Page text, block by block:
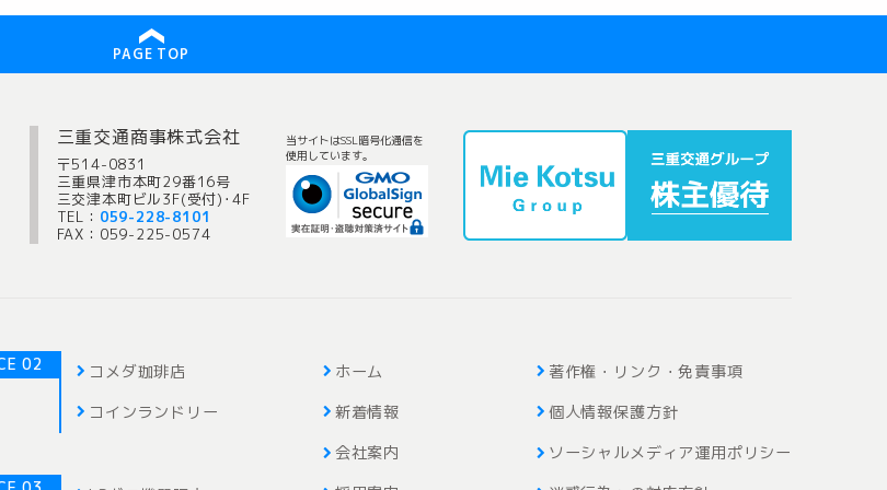
PAGE TOP
三重交通商事株式会社
〒514-0831
三重県津市本町29番16号
三交津本町ビル3F(受付)･4F
TEL： 059-228-8101
FAX：059-225-0574
当サイトはSSL暗号化通信を
使用しています。
02 コメダ珈琲店
コインランドリー
ホーム
新着情報
会社案内
著作権・リンク・免責事項
個人情報保護方針
ソーシャルメディア運用ポリシー